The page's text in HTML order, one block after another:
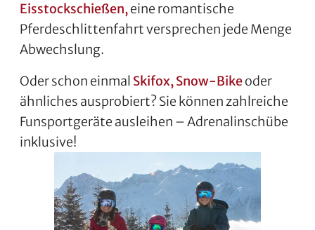
Eisstockschießen,eine romantische
Pferdeschlittenfahrt versprechen jede Menge
Abwechslung.
Oder schon einmal Skifox, Snow-Bikeoder
ähnliches ausprobiert? Sie können zahlreiche
Funsportgeräte ausleihen – Adrenalinschübe
inklusive!